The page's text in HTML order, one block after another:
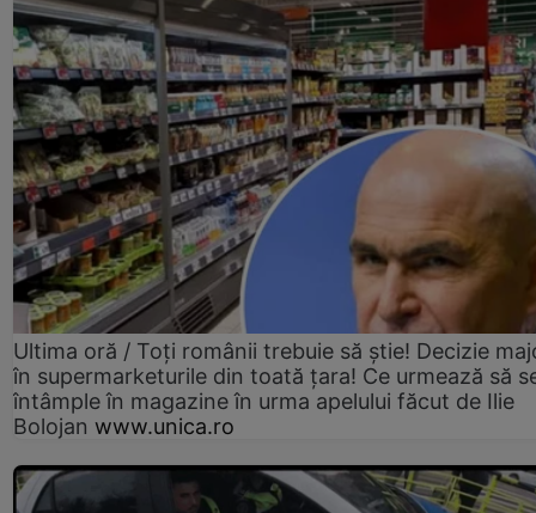
Ultima oră / Toți românii trebuie să știe! Decizie
în supermarketurile din toată țara! Ce urmează să
întâmple în magazine în urma apelului făcut de Ilie
Bolojan www.unica.ro